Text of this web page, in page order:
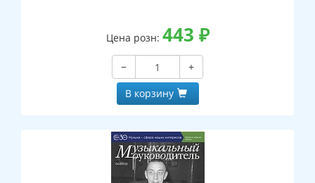
Цена розн: 443 ₽
−
+
В корзину